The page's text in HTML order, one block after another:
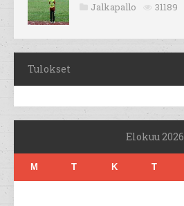
Jalkapallo 31189
Tulokset
Elokuu 2026
M T K T